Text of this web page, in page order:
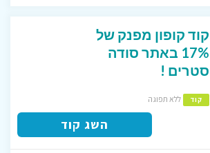
קוד קופון מפנק של
17% באתר סודה
סטרים !
קוד ללא תפוגה
השג קוד